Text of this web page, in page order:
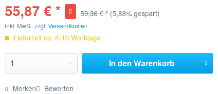
55,87 € * 59,36 € * (5,88% gespart)
inkl. MwSt. zzgl. Versandkosten
Lieferzeit ca. 5-10 Werktage
In den Warenkorb
Merken Bewerten